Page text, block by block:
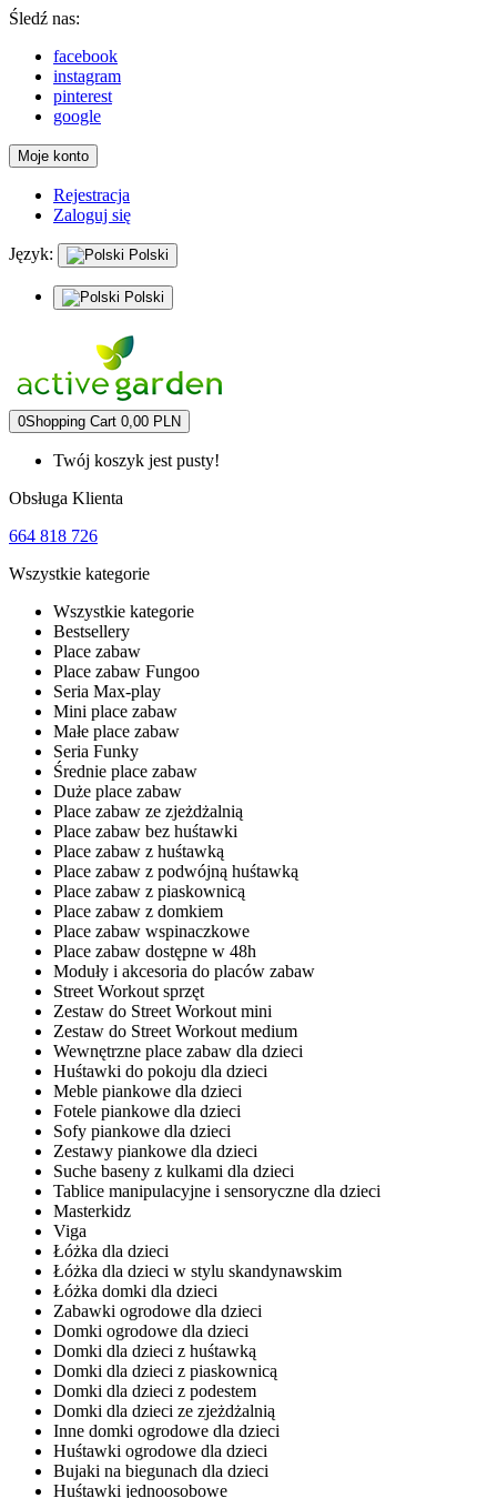
Śledź nas:
facebook
instagram
pinterest
google
Moje konto
Rejestracja
Zaloguj się
Język: Polski
Polski
0Shopping Cart 0,00 PLN
Twój koszyk jest pusty!
Obsługa Klienta
664 818 726
Wszystkie kategorie
Wszystkie kategorie
Bestsellery
Place zabaw
Place zabaw Fungoo
Seria Max-play
Mini place zabaw
Małe place zabaw
Seria Funky
Średnie place zabaw
Duże place zabaw
Place zabaw ze zjeżdżalnią
Place zabaw bez huśtawki
Place zabaw z huśtawką
Place zabaw z podwójną huśtawką
Place zabaw z piaskownicą
Place zabaw z domkiem
Place zabaw wspinaczkowe
Place zabaw dostępne w 48h
Moduły i akcesoria do placów zabaw
Street Workout sprzęt
Zestaw do Street Workout mini
Zestaw do Street Workout medium
Wewnętrzne place zabaw dla dzieci
Huśtawki do pokoju dla dzieci
Meble piankowe dla dzieci
Fotele piankowe dla dzieci
Sofy piankowe dla dzieci
Zestawy piankowe dla dzieci
Suche baseny z kulkami dla dzieci
Tablice manipulacyjne i sensoryczne dla dzieci
Masterkidz
Viga
Łóżka dla dzieci
Łóżka dla dzieci w stylu skandynawskim
Łóżka domki dla dzieci
Zabawki ogrodowe dla dzieci
Domki ogrodowe dla dzieci
Domki dla dzieci z huśtawką
Domki dla dzieci z piaskownicą
Domki dla dzieci z podestem
Domki dla dzieci ze zjeżdżalnią
Inne domki ogrodowe dla dzieci
Huśtawki ogrodowe dla dzieci
Bujaki na biegunach dla dzieci
Huśtawki jednoosobowe